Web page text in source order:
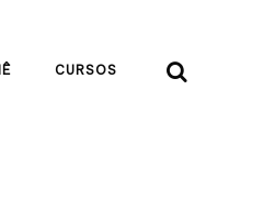
CURSOS 